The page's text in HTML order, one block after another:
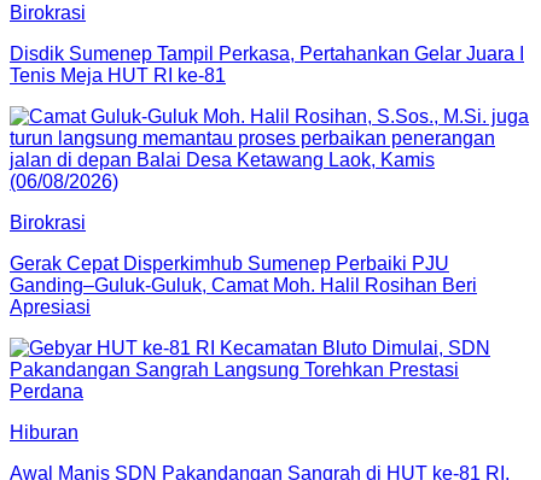
Birokrasi
Disdik Sumenep Tampil Perkasa, Pertahankan Gelar Juara I
Tenis Meja HUT RI ke-81
Birokrasi
Gerak Cepat Disperkimhub Sumenep Perbaiki PJU
Ganding–Guluk-Guluk, Camat Moh. Halil Rosihan Beri
Apresiasi
Hiburan
Awal Manis SDN Pakandangan Sangrah di HUT ke-81 RI,